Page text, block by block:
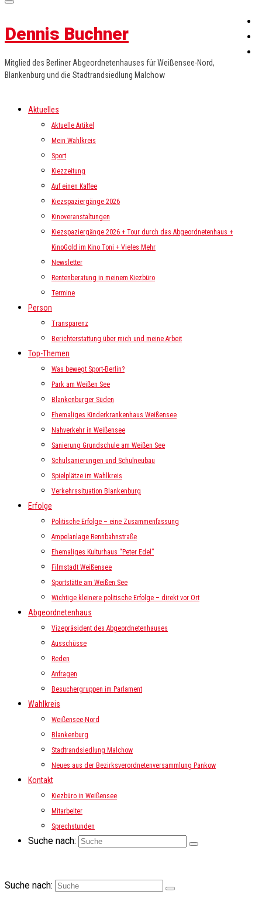
Dennis Buchner
Mitglied des Berliner Abgeordnetenhauses für Weißensee-Nord,
Blankenburg und die Stadtrandsiedlung Malchow
Aktuelles
Aktuelle Artikel
Mein Wahlkreis
Sport
Kiezzeitung
Auf einen Kaffee
Kiezspaziergänge 2026
Kinoveranstaltungen
Kiezspaziergänge 2026 + Tour durch das Abgeordnetenhaus +
KinoGold im Kino Toni + Vieles Mehr
Newsletter
Rentenberatung in meinem Kiezbüro
Termine
Person
Transparenz
Berichterstattung über mich und meine Arbeit
Top-Themen
Was bewegt Sport-Berlin?
Park am Weißen See
Blankenburger Süden
Ehemaliges Kinderkrankenhaus Weißensee
Nahverkehr in Weißensee
Sanierung Grundschule am Weißen See
Schulsanierungen und Schulneubau
Spielplätze im Wahlkreis
Verkehrssituation Blankenburg
Erfolge
Politische Erfolge – eine Zusammenfassung
Ampelanlage Rennbahnstraße
Ehemaliges Kulturhaus “Peter Edel”
Filmstadt Weißensee
Sportstätte am Weißen See
Wichtige kleinere politische Erfolge – direkt vor Ort
Abgeordnetenhaus
Vizepräsident des Abgeordnetenhauses
Ausschüsse
Reden
Anfragen
Besuchergruppen im Parlament
Wahlkreis
Weißensee-Nord
Blankenburg
Stadtrandsiedlung Malchow
Neues aus der Bezirksverordnetenversammlung Pankow
Kontakt
Kiezbüro in Weißensee
Mitarbeiter
Sprechstunden
Suche nach:
Suche nach: